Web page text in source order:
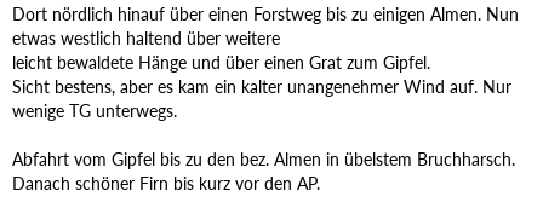
Dort nördlich hinauf über einen Forstweg bis zu einigen Almen. Nun
etwas westlich haltend über weitere
leicht bewaldete Hänge und über einen Grat zum Gipfel.
Sicht bestens, aber es kam ein kalter unangenehmer Wind auf. Nur
wenige TG unterwegs.
Abfahrt vom Gipfel bis zu den bez. Almen in übelstem Bruchharsch.
Danach schöner Firn bis kurz vor den AP.